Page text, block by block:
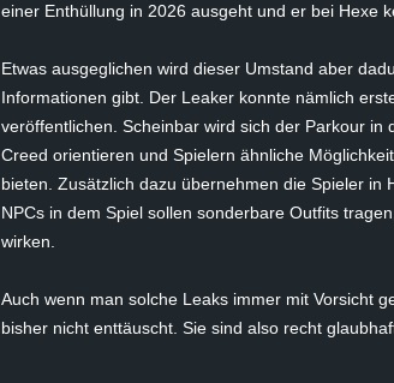
h
n
e
einer Enthüllung in 2026 ausgeht und er bei Hexe
Etwas ausgeglichen wird dieser Umstand aber
Informationen gibt. Der Leaker konnte nämlich
veröffentlichen. Scheinbar wird sich der Parkour in
Creed orientieren und Spielern ähnliche
bieten. Zusätzlich dazu übernehmen die Spieler in
NPCs in dem Spiel sollen sonderbare Outfits
wirken.
Auch wenn man solche Leaks immer mit Vorsicht
bisher nicht enttäuscht. Sie sind also recht